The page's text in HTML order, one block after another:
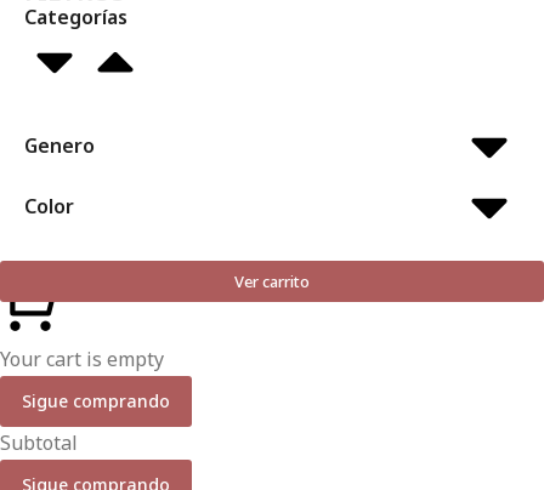
Categorías
Genero
Color
Ver carrito
Your cart is empty
Sigue comprando
Subtotal
Sigue comprando